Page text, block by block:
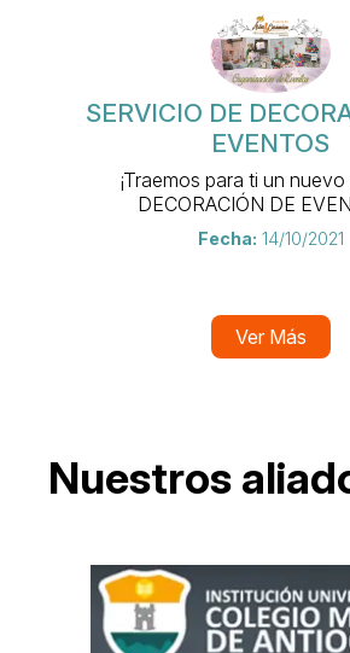
SERVICIO DE
EVENTOS
¡Traemos para ti un
DECORACIÓN DE
Fecha: 14/10/2021
Ver Más
Nuestros